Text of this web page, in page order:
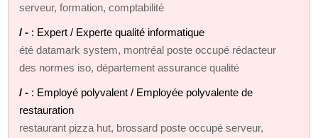
serveur, formation, comptabilité
/ - : Expert / Experte qualité informatique
été datamark system, montréal poste occupé rédacteur
des normes iso, département assurance qualité
/ - : Employé polyvalent / Employée polyvalente de
restauration
restaurant pizza hut, brossard poste occupé serveur,